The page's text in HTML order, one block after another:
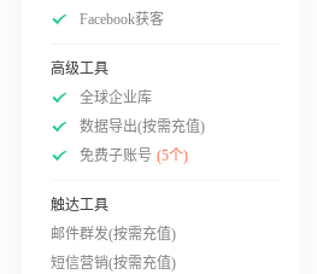
Facebook获客
高级工具
全球企业库
数据导出(按需充值)
免费子账号 (5个)
触达工具
邮件群发(按需充值)
短信营销(按需充值)